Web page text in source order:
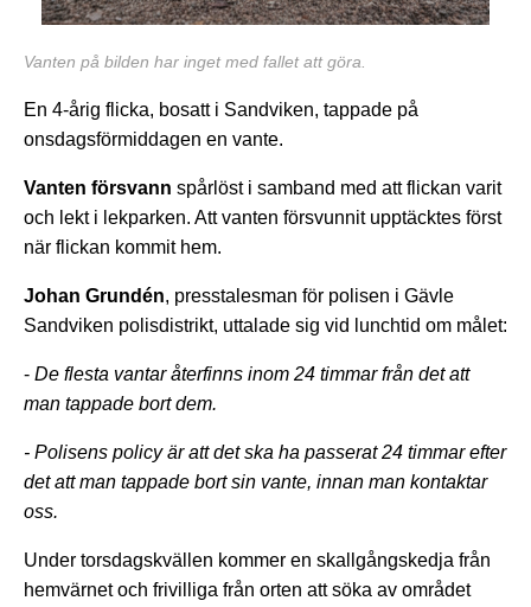
Vanten på bilden har inget med fallet att göra.
En 4-årig flicka, bosatt i Sandviken, tappade på
onsdagsförmiddagen en vante.
Vanten försvann spårlöst i samband med att flickan varit
och lekt i lekparken. Att vanten försvunnit upptäcktes först
när flickan kommit hem.
Johan Grundén, presstalesman för polisen i Gävle
Sandviken polisdistrikt, uttalade sig vid lunchtid om målet:
- De flesta vantar återfinns inom 24 timmar från det att
man tappade bort dem.
- Polisens policy är att det ska ha passerat 24 timmar efter
det att man tappade bort sin vante, innan man kontaktar
oss.
Under torsdagskvällen kommer en skallgångskedja från
hemvärnet och frivilliga från orten att söka av området